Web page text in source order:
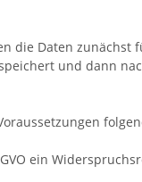
die Daten
und dann
ein